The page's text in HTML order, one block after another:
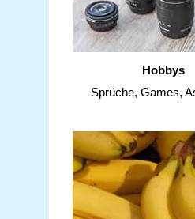
Hobbys
Sprüche, Games,